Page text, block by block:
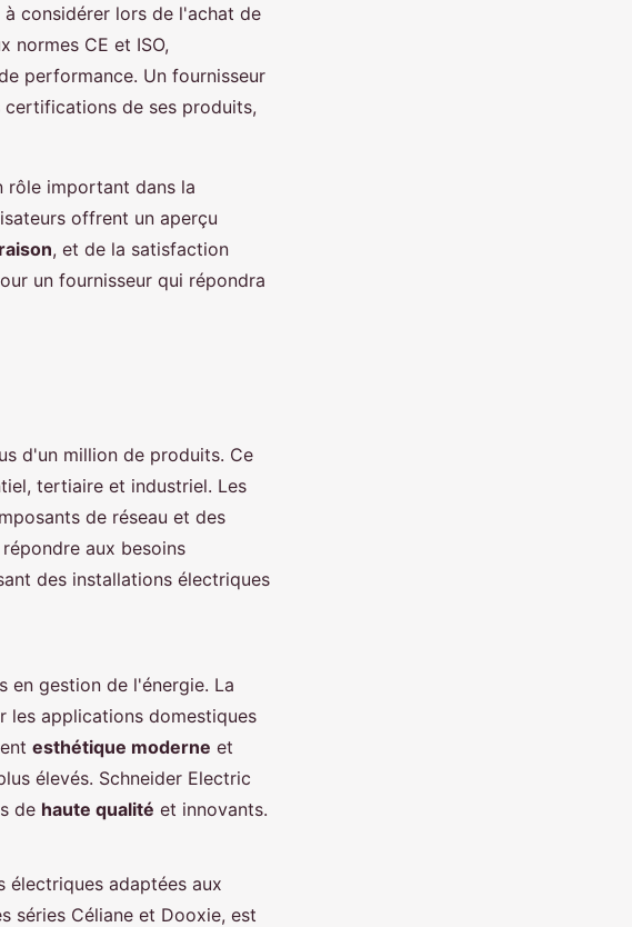
considérer lors de l'achat de
normes CE et ISO,
performance. Un fournisseur
de ses produits,
rôle important dans la
offrent un aperçu
, et de la satisfaction
un fournisseur qui répondra
d'un million de produits. Ce
tertiaire et industriel. Les
de réseau et des
aux besoins
des installations électriques
en gestion de l'énergie. La
les applications domestiques
esthétique moderne et
élevés. Schneider Electric
de haute qualité et innovants.
électriques adaptées aux
séries Céliane et Dooxie, est